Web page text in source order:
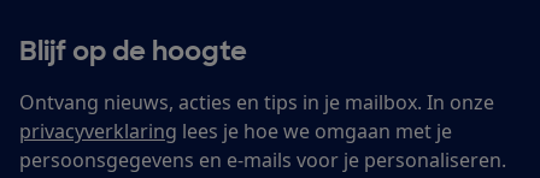
Blijf op de hoogte
Ontvang nieuws, acties en tips in je mailbox. In onze
privacyverklaring lees je hoe we omgaan met je
persoonsgegevens en e-mails voor je personaliseren.